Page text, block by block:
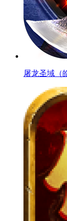
屠龙圣域（